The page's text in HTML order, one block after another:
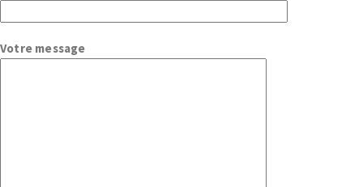
Votre message